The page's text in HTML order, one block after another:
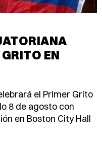
EN
el Primer Grito
8 de agosto con
en Boston City Hall